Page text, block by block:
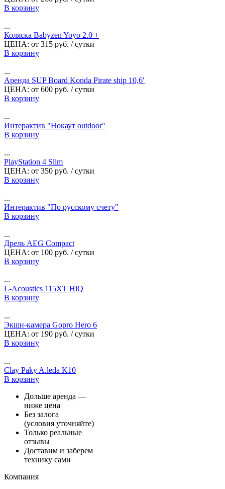
В корзину
...
Коляска Babyzen Yoyo 2.0 +
ЦЕНА: от 315 руб. / сутки
В корзину
...
Аренда SUP Board Konda Pirate ship 10,6′
ЦЕНА: от 600 руб. / сутки
В корзину
...
Интерактив "Нокаут outdoor"
В корзину
...
PlayStation 4 Slim
ЦЕНА: от 350 руб. / сутки
В корзину
...
Интерактив "По русскому счету"
В корзину
...
Дрель AEG Compact
ЦЕНА: от 100 руб. / сутки
В корзину
...
L-Acoustics 115XT HiQ
В корзину
...
Экшн-камера Gopro Hero 6
ЦЕНА: от 190 руб. / сутки
В корзину
...
Clay Paky A.leda K10
В корзину
Дольше аренда —
ниже цена
Без залога
(условия уточняйте)
Только реальные
отзывы
Доставим и заберем
технику сами
Компания